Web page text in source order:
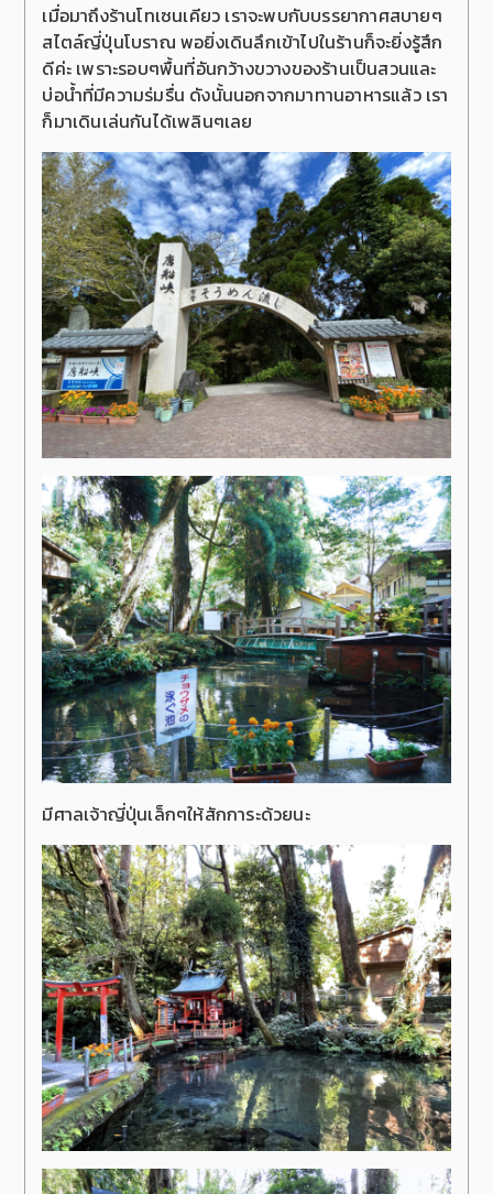
เมื่อมาถึงร้านโทเซนเคียว เราจะพบกับบรรยากาศสบายๆ
สไตล์ญี่ปุ่นโบราณ พอยิ่งเดินลึกเข้าไปในร้านก็จะยิ่งรู้สึก
ดีค่ะ เพราะรอบๆพื้นที่อันกว้างขวางของร้านเป็นสวนและ
บ่อน้ำที่มีความร่มรื่น ดังนั้นนอกจากมาทานอาหารแล้ว เรา
ก็มาเดินเล่นกันได้เพลินๆเลย
มีศาลเจ้าญี่ปุ่นเล็กๆให้สักการะด้วยนะ